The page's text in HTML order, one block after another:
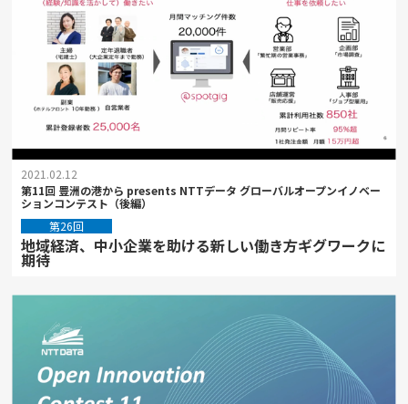
2021.02.12
第11回 豊洲の港から presents NTTデータ グローバルオープンイノベー
ションコンテスト（後編）
第26回
地域経済、中小企業を助ける新しい働き方ギグワークに
期待